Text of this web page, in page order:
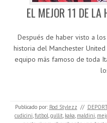
EL MEJOR 11 DE
Después de haber visto a
historia del Manchester
equipo más famoso de toda
Publicado por: Rod Stylezz //
cudicini,futbol,gullit, kaka, maldini,